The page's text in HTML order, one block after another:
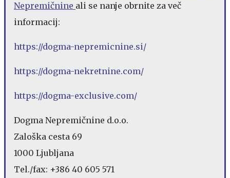
Nepremičnine ali se nanje obrnite za več
informacij:
https://dogma-nepremicnine.si/
https://dogma-nekretnine.com/
https://dogma-exclusive.com/
Dogma Nepremičnine d.o.o.
Zaloška cesta 69
1000 Ljubljana
Tel./fax: +386 40 605 571